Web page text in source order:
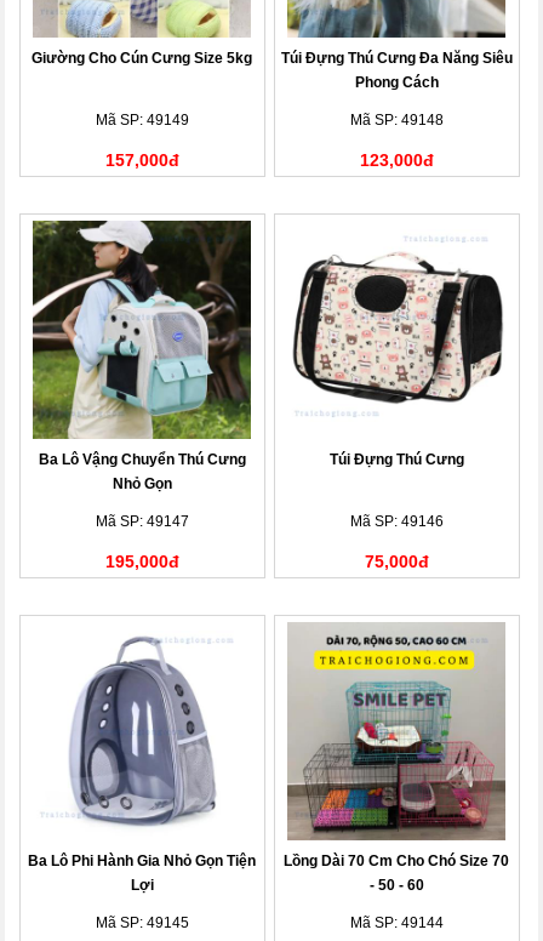
Giường Cho Cún Cưng Size 5kg
Mã SP: 49149
157,000đ
Túi Đựng Thú Cưng Đa Năng Siêu
Phong Cách
Mã SP: 49148
123,000đ
Ba Lô Vậng Chuyển Thú Cưng
Nhỏ Gọn
Mã SP: 49147
195,000đ
Túi Đựng Thú Cưng
Mã SP: 49146
75,000đ
Ba Lô Phi Hành Gia Nhỏ Gọn Tiện
Lợi
Mã SP: 49145
Lồng Dài 70 Cm Cho Chó Size 70
- 50 - 60
Mã SP: 49144